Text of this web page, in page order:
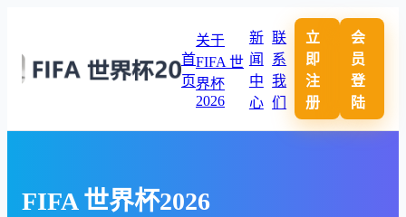
首
页
关于
FIFA 世
界杯
2026
新
闻
中
心
联
系
我
们
立
即
注
册
会
员
登
陆
FIFA 世界杯2026